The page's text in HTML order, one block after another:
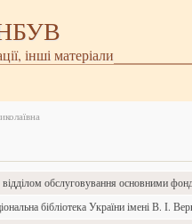
інші матеріали
відділом обслуговування основними
бібліотека України імені В. І.